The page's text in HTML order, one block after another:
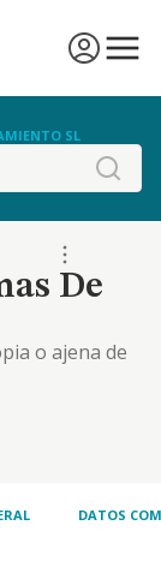
SL
De
o ajena de
y
y
de
la
DATOS